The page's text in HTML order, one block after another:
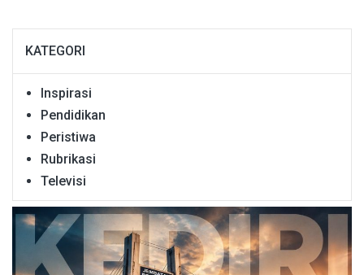
KATEGORI
Inspirasi
Pendidikan
Peristiwa
Rubrikasi
Televisi